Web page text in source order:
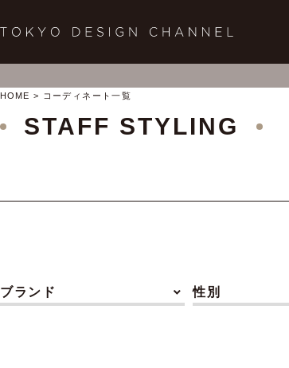
HOME コーディネート一覧
STAFF STYLING
ブランド 性別